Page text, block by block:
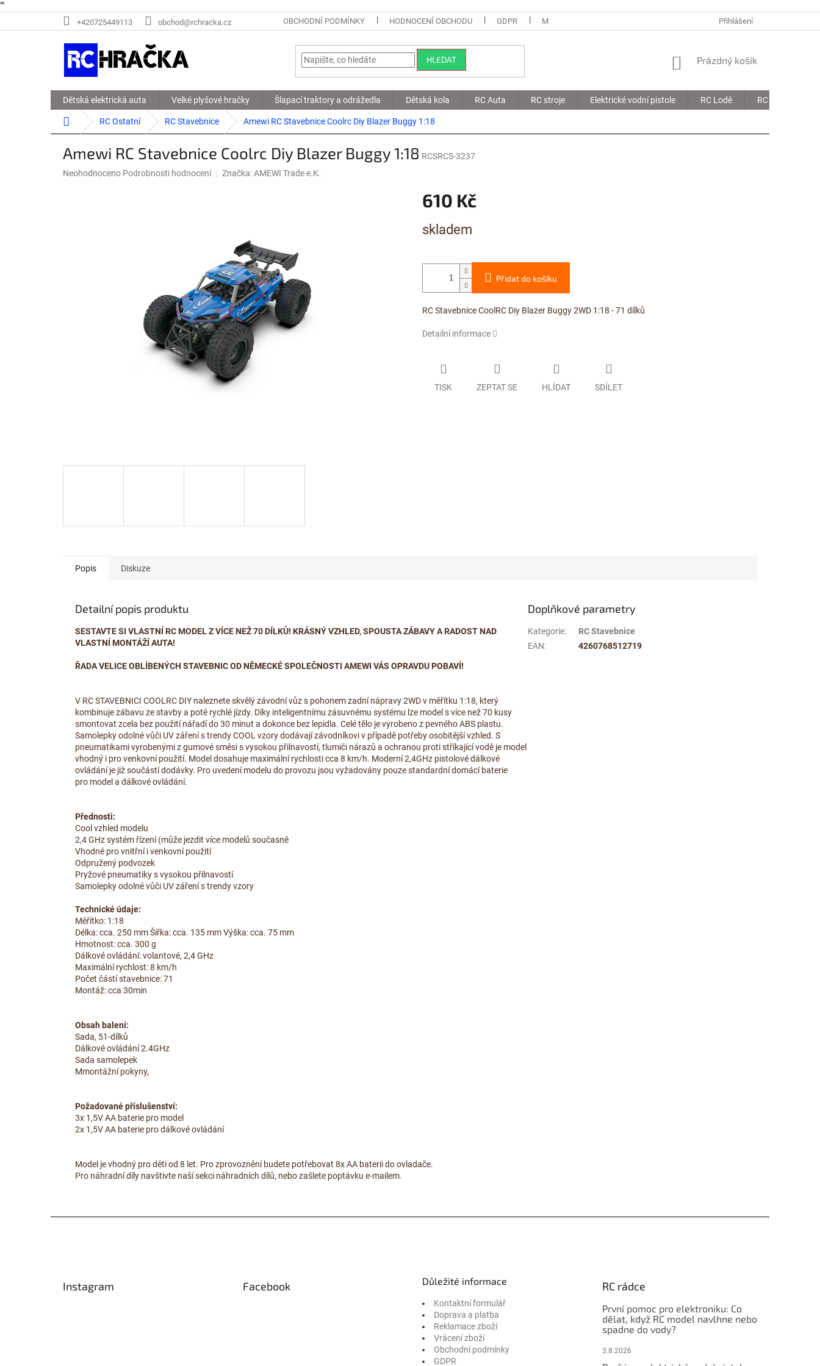
""
na
+420725449113 obchod@rchracka.cz OBCHODNÍ PODMÍNKY HODNOCENÍ OBCHODU GDPR MOJE OBJEDNÁVKA Přihlášení
HLEDAT
NÁKUPNÍ
Prázdný košík
Dětská elektrická auta Velké plyšové hračky Šlapací traktory a odrážedla Dětská kola RC Auta RC stroje Elektrické vodní pistole RC Lodě RC Drony
Domů RC Ostatní RC Stavebnice Amewi RC Stavebnice Coolrc Diy Blazer Buggy 1:18
Amewi RC Stavebnice Coolrc Diy Blazer Buggy 1:18 RCSRCS-3237
Průměrné
Neohodnoceno Podrobnosti hodnocení Značka:AMEWI Trade e.K.
610 Kč
cena:
skladem
Přidat do košíku
RC Stavebnice CoolRC Diy Blazer Buggy 2WD 1:18 - 71 dílků
Detailní informace
TISK ZEPTAT SE HLÍDAT SDÍLET
Popis Diskuze
Detailní popis produktu
SESTAVTE SI VLASTNÍ RC MODEL Z VÍCE NEŽ 70 DÍLKŮ! KRÁSNÝ VZHLED, SPOUSTA ZÁBAVY A RADOST NAD
VLASTNÍ MONTÁŽÍ AUTA!
ŘADA VELICE OBLÍBENÝCH STAVEBNIC OD NĚMECKÉ SPOLEČNOSTI AMEWI VÁS OPRAVDU POBAVÍ!
V RC STAVEBNICI COOLRC DIY naleznete skvělý závodní vůz s pohonem zadní nápravy 2WD v měřítku 1:18, který
kombinuje zábavu ze stavby a poté rychlé jízdy. Díky inteligentnímu zásuvnému systému lze model s více než 70 kusy
smontovat zcela bez použití nářadí do 30 minut a dokonce bez lepidla. Celé tělo je vyrobeno z pevného ABS plastu.
Samolepky odolné vůči UV záření s trendy COOL vzory dodávají závodníkovi v případě potřeby osobitější vzhled. S
pneumatikami vyrobenými z gumové směsi s vysokou přilnavostí, tlumiči nárazů a ochranou proti stříkající vodě je model
vhodný i pro venkovní použití. Model dosahuje maximální rychlosti cca 8 km/h. Moderní 2,4GHz pistolové dálkové
ovládání je již součástí dodávky. Pro uvedení modelu do provozu jsou vyžadovány pouze standardní domácí baterie
pro model a dálkové ovládání.
Přednosti:
Cool vzhled modelu
2,4 GHz systém řízení (může jezdit více modelů současně
Vhodné pro vnitřní i venkovní použití
Odpružený podvozek
Pryžové pneumatiky s vysokou přilnavostí
Samolepky odolné vůči UV záření s trendy vzory
Technické údaje:
Měřítko: 1:18
Délka: cca. 250 mm Šířka: cca. 135 mm Výška: cca. 75 mm
Hmotnost: cca. 300 g
Dálkové ovládání: volantové, 2,4 GHz
Maximální rychlost: 8 km/h
Počet částí stavebnice: 71
Montáž: cca 30min
Obsah balení:
Sada, 51-dílků
Dálkové ovládání 2.4GHz
Sada samolepek
Mmontážní pokyny,
Požadované příslušenství:
3x 1,5V AA baterie pro model
2x 1,5V AA baterie pro dálkové ovládání
Model je vhodný pro děti od 8 let. Pro zprovoznění budete potřebovat 8x AA baterii do ovladače.
Pro náhradní díly navštivte naší sekci náhradních dílů, nebo zašlete poptávku e-mailem.
Doplňkové parametry
Kategorie:
RC Stavebnice
EAN: 4260768512719
Instagram Facebook Důležité informace
Kontaktní formulář
Doprava a platba
Reklamace zboží
Vrácení zboží
Obchodní podmínky
GDPR
RC rádce
První pomoc pro elektroniku: Co
dělat, když RC model navlhne nebo
spadne do vody?
3.8.2026